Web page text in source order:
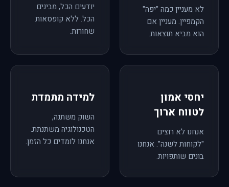
לא מעניין כמה "יפה"
הקמפיין. מעניין אם
הוא מביא תוצאות.
יודעים הכל, מבינים
הכל. ללא קופסאות
שחורות.
יחסי אמון
לטווח ארוך
אנחנו לא רוצים
"לקוחות לשנה". אנחנו
בונים שותפויות.
למידה מתמדת
השוק משתנה,
הטכנולוגיה משתנתת.
אנחנו לומדים כל הזמן.